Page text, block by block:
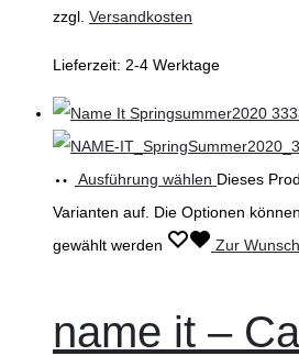
zzgl. Versandkosten
Lieferzeit: 2-4 Werktage
Ausführung wählen Dieses
Varianten auf. Die Optionen
gewählt werden
Zur
name it –